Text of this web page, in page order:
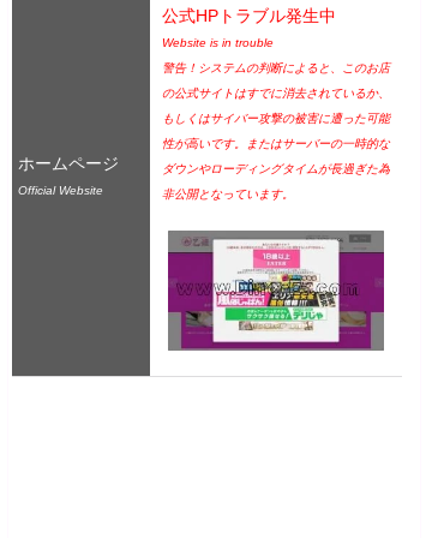
ホームページ
Official Website
公式HPトラブル発生中
Website is in trouble
警告！システムの判断によると、このお店
の公式サイトはすでに消去されているか、
もしくはサイバー攻撃の被害に遭った可能
性が高いです。またはサーバーの一時的な
ダウンやローディングタイムが長過ぎた為
非公開となっています。